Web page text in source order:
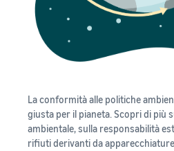
La conformità alle politiche
giusta per il pianeta. Scopri di più
ambientale, sulla responsabilità
rifiuti derivanti da